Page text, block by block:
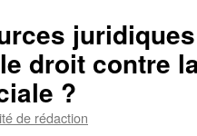
droit contre
?
de rédaction